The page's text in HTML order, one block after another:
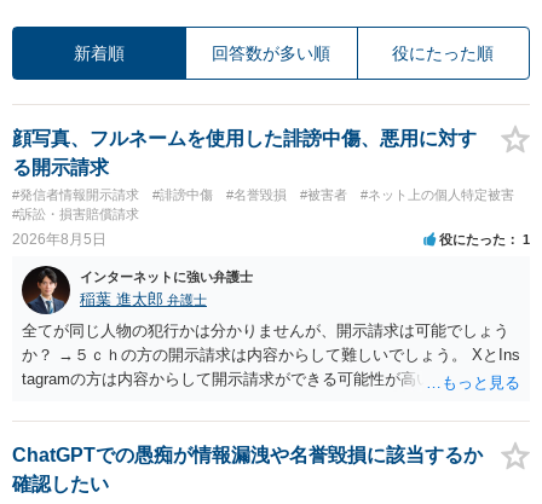
新着順 回答数が多い順 役にたった順
顔写真、フルネームを使用した誹謗中傷、悪用に対す
る開示請求
#発信者情報開示請求 #誹謗中傷 #名誉毀損 #被害者
#ネット上の個人特定被害
#訴訟・損害賠償請求
2026年8月5日 役にたった 1
インターネットに強い弁護士
稲葉 進太郎 弁護士
全てが同じ人物の犯行かは分かりませんが、開示請求は可能でしょう
か？ →５ｃｈの方の開示請求は内容からして難しいでしょう。 XとIns
tagramの方は内容からして開示請求ができる可能性が高いでしょう。
いでしょう。７月中にアカウントが削除されている場合、今から進め
ても失敗する可能性が高いように思われます。 相手を特定できた場
合、相手に全ての弁護士費用を負担させることは可能でしょうか？ →
訴訟外の交渉で相手方が認めれば負担させることができるでしょう。
ChatGPTでの愚痴が情報漏洩や名誉毀損に該当するか
確認したい